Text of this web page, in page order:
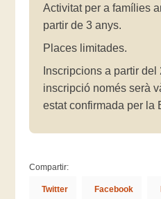
Activitat per a famílies
partir de 3 anys.
Places limitades.
Inscripcions a partir del
inscripció només serà
estat confirmada per la
Compartir:
Twitter Facebook